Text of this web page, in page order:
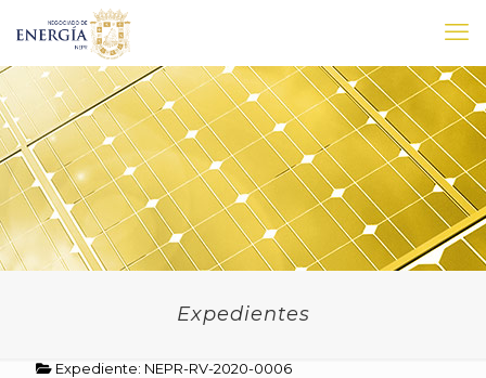
Expedientes
Expediente: NEPR-RV-2020-0006